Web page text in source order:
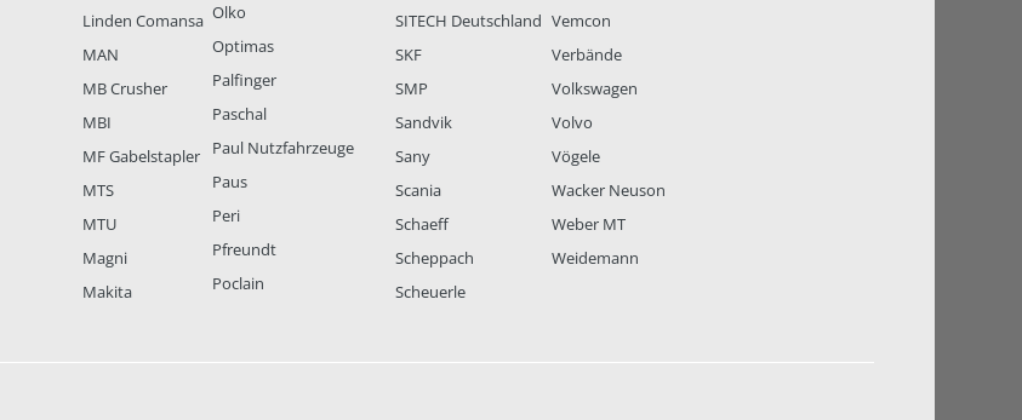
Linden Comansa
MAN
MB Crusher
MBI
MF Gabelstapler
MTS
MTU
Magni
Makita
Olko
Optimas
Palfinger
Paschal
Paul Nutzfahrzeuge
Paus
Peri
Pfreundt
Poclain
SITECH Deutschland
SKF
SMP
Sandvik
Sany
Scania
Schaeff
Scheppach
Scheuerle
Vemcon
Verbände
Volkswagen
Volvo
Vögele
Wacker Neuson
Weber MT
Weidemann